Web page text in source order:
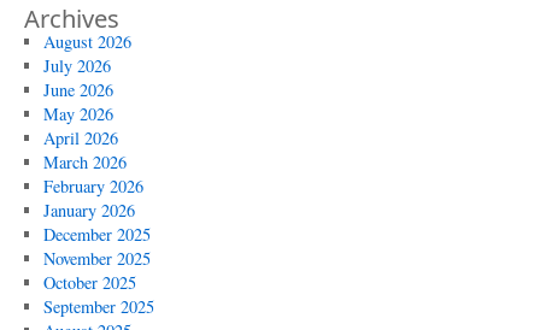
Archives
August 2026
July 2026
June 2026
May 2026
April 2026
March 2026
February 2026
January 2026
December 2025
November 2025
October 2025
September 2025